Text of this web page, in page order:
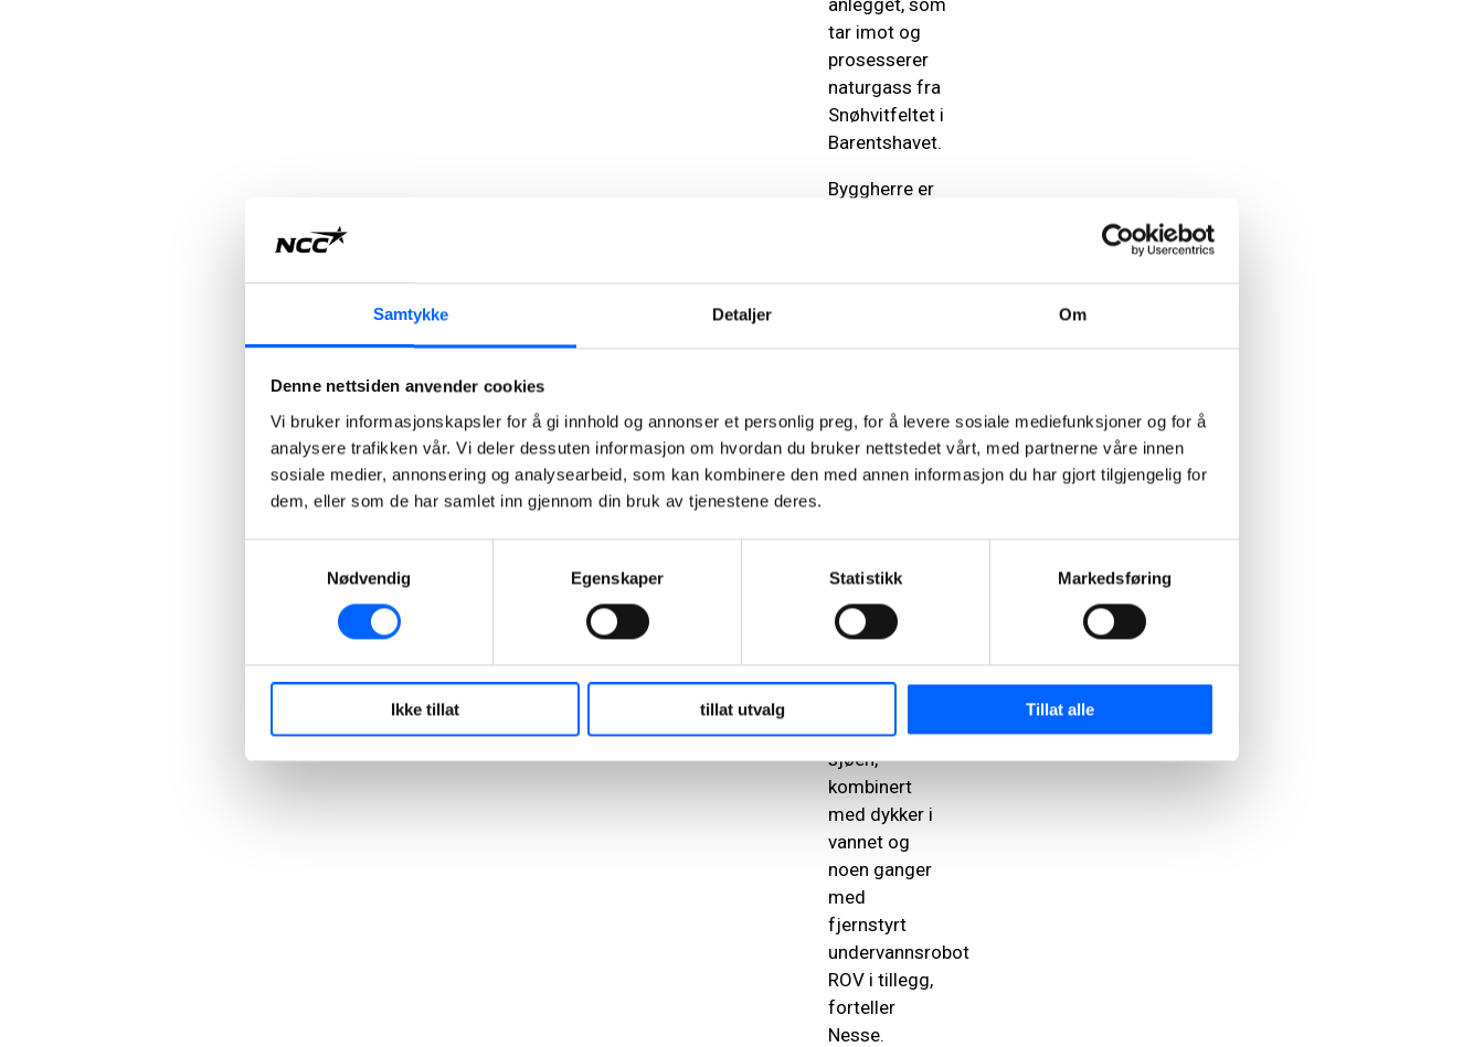
Samtykke Detaljer Om
Denne nettsiden anvender cookies
Vi bruker informasjonskapsler for å gi innhold og annonser et personlig preg, for å levere sosiale mediefunksjoner og for å
analysere trafikken vår. Vi deler dessuten informasjon om hvordan du bruker nettstedet vårt, med partnerne våre innen
sosiale medier, annonsering og analysearbeid, som kan kombinere den med annen informasjon du har gjort tilgjengelig for
dem, eller som de har samlet inn gjennom din bruk av tjenestene deres.
Nødvendig
Egenskaper Statistikk Markedsføring
Ikke tillat tillat utvalg Tillat alle
anlegget, som
tar imot og
prosesserer
naturgass fra
Snøhvitfeltet i
Barentshavet.
Byggherre er
Sjøentreprenøren
underentreprenør,
sammen med
mellom annet
–
Jobben er
er arbeider
utstyr som
tunge løft i
sjøen,
kombinert
med dykker i
vannet og
noen ganger
med
fjernstyrt
undervannsrobot
ROV i tillegg,
forteller
Nesse.